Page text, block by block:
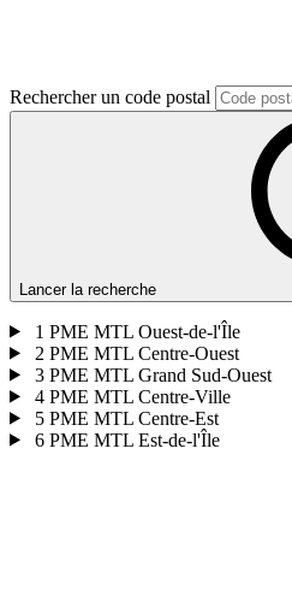
Rechercher un code postal
Lancer la recherche
1 PME MTL Ouest-de-l'Île
2 PME MTL Centre-Ouest
3 PME MTL Grand Sud-Ouest
4 PME MTL Centre-Ville
5 PME MTL Centre-Est
6 PME MTL Est-de-l'Île